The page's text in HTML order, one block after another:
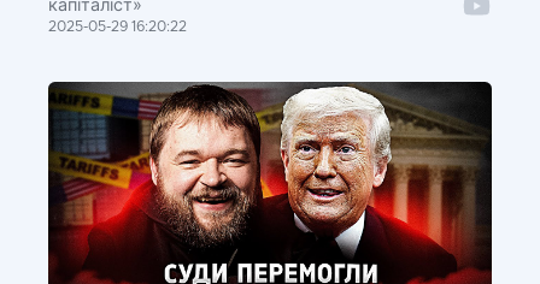
капіталіст»
2025-05-29 16:20:22